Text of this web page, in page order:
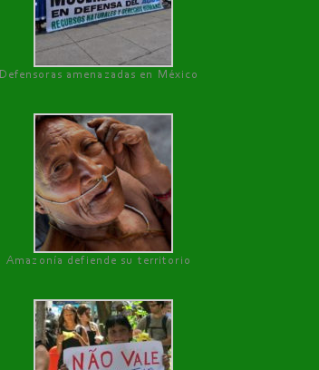
Defensoras amenazadas en México
Amazonía defiende su territorio